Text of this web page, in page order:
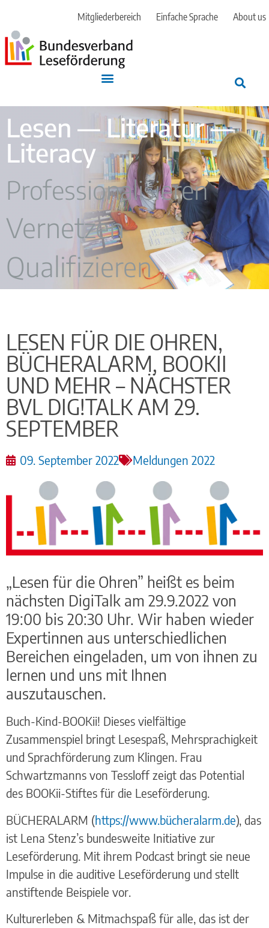
Mitgliederbereich Einfache Sprache About us
Lesen — Literatur —
Literacy
Professionalisieren
Vernetzen
Qualifizieren
LESEN FÜR DIE OHREN,
BÜCHERALARM, BOOKII
UND MEHR – NÄCHSTER
BVL DIG!TALK AM 29.
SEPTEMBER
09. September 2022 Meldungen 2022
„Lesen für die Ohren” heißt es beim
nächsten DigiTalk am 29.9.2022 von
19:00 bis 20:30 Uhr. Wir haben wieder
Expertinnen aus unterschiedlichen
Bereichen eingeladen, um von ihnen zu
lernen und uns mit Ihnen
auszutauschen.
Buch-Kind-BOOKii! Dieses vielfältige
Zusammenspiel bringt Lesespaß, Mehrsprachigkeit
und Sprachförderung zum Klingen. Frau
Schwartzmanns von Tessloff zeigt das Potential
des BOOKii-Stiftes für die Leseförderung.
BÜCHERALARM (https://www.bücheralarm.de), das
ist Lena Stenz’s bundesweite Initiative zur
Leseförderung. Mit ihrem Podcast bringt sie neue
Impulse in die auditive Leseförderung und stellt
anstiftende Beispiele vor.
Kulturerleben & Mitmachspaß für alle, das ist der